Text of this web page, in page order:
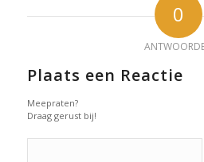
0
Plaats een Reactie
Meepraten?
Draag gerust bij!